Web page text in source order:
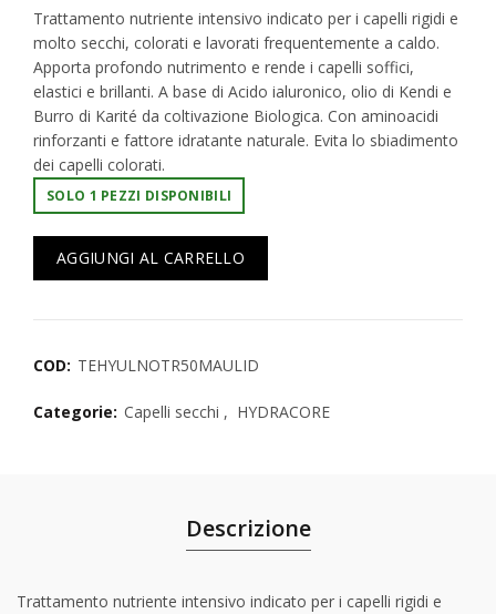
Trattamento nutriente intensivo indicato per i capelli rigidi e
molto secchi, colorati e lavorati frequentemente a caldo.
Apporta profondo nutrimento e rende i capelli soffici,
elastici e brillanti. A base di Acido ialuronico, olio di Kendi e
Burro di Karité da coltivazione Biologica. Con aminoacidi
rinforzanti e fattore idratante naturale. Evita lo sbiadimento
dei capelli colorati.
SOLO 1 PEZZI DISPONIBILI
AGGIUNGI AL CARRELLO
COD: TEHYULNOTR50MAULID
Categorie: Capelli secchi , HYDRACORE
Descrizione
Trattamento nutriente intensivo indicato per i capelli rigidi e